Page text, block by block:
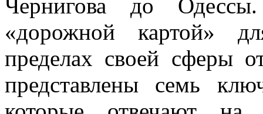
Чернигова до
«дорожной картой»
пределах своей сферы
представлены семь